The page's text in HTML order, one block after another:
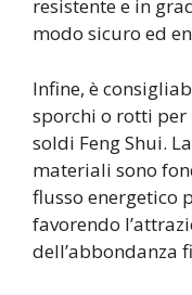
resistente e in
modo sicuro ed
Infine, è
sporchi o rotti per
soldi Feng Shui.
materiali sono
flusso energetico
favorendo
dell’abbondanza